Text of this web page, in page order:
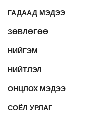
ГАДААД МЭДЭЭ
ЗӨВЛӨГӨӨ
НИЙГЭМ
НИЙТЛЭЛ
ОНЦЛОХ МЭДЭЭ
СОЁЛ УРЛАГ